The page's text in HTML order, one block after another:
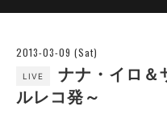
2013-03-09 (Sat)
LIVE
ナナ・イロ
ルレコ発～